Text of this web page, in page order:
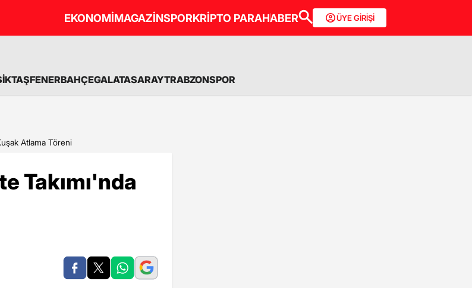
EKONOMİMAGAZİNSPORKRİPTO PARAHABER ÜYE GİRİŞİ
FENERBAHÇEGALATASARAYTRABZONSPOR
Atlama Töreni
Takımı'nda